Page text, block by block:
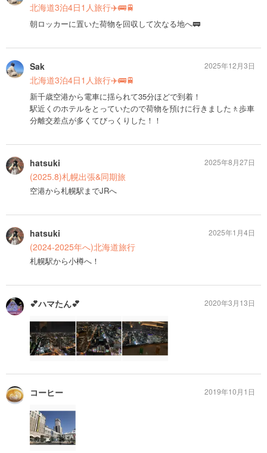
北海道3泊4日1人旅行✈️🚌🚆
朝ロッカーに置いた荷物を回収して次なる地へ🚃
Sak
北海道3泊4日1人旅行✈️🚌🚆
新千歳空港から電車に揺られて35分ほどで到着！
駅近くのホテルをとっていたので荷物を預けに行きました🚶歩車
分離交差点が多くてびっくりした！！
2025年12月3日
hatsuki
(2025.8)札幌出張&同期旅
空港から札幌駅までJRへ
2025年8月27日
hatsuki
(2024-2025年へ)北海道旅行
札幌駅から小樽へ！
2025年1月4日
💕ハマたん💕 2020年3月13日
コーヒー 2019年10月1日